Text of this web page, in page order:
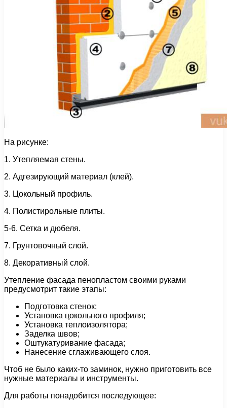
На рисунке:
1. Утепляемая стены.
2. Адгезирующий материал (клей).
3. Цокольный профиль.
4. Полистирольные плиты.
5-6. Сетка и дюбеля.
7. Грунтовочный слой.
8. Декоративный слой.
Утепление фасада пенопластом своими руками
предусмотрит такие этапы:
Подготовка стенок;
Установка цокольного профиля;
Установка теплоизолятора;
Заделка швов;
Оштукатуривание фасада;
Нанесение сглаживающего слоя.
Чтоб не было каких-то заминок, нужно приготовить все
нужные материалы и инструменты.
Для работы понадобится последующее: